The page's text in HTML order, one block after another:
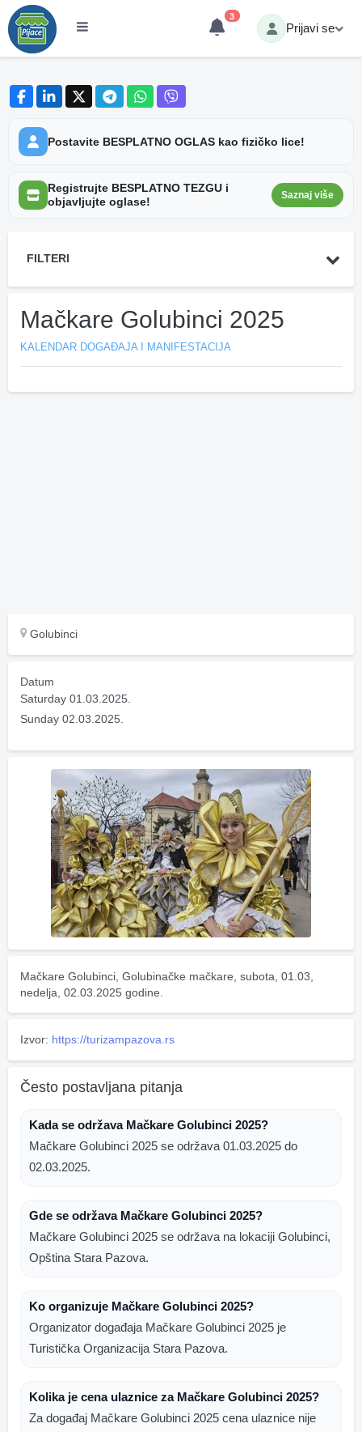
3
Prijavi se
Postavite BESPLATNO OGLAS kao fizičko lice!
Registrujte BESPLATNO TEZGU i
objavljujte oglase!
Saznaj više
FILTERI
Mačkare Golubinci 2025
KALENDAR DOGAĐAJA I MANIFESTACIJA
Golubinci
Datum
Saturday 01.03.2025.
Sunday 02.03.2025.
Mačkare Golubinci, Golubinačke mačkare, subota, 01.03,
nedelja, 02.03.2025 godine.
Izvor: https://turizampazova.rs
Često postavljana pitanja
Kada se održava Mačkare Golubinci 2025?
Mačkare Golubinci 2025 se održava 01.03.2025 do
02.03.2025.
Gde se održava Mačkare Golubinci 2025?
Mačkare Golubinci 2025 se održava na lokaciji Golubinci,
Opština Stara Pazova.
Ko organizuje Mačkare Golubinci 2025?
Organizator događaja Mačkare Golubinci 2025 je
Turistička Organizacija Stara Pazova.
Kolika je cena ulaznice za Mačkare Golubinci 2025?
Za događaj Mačkare Golubinci 2025 cena ulaznice nije